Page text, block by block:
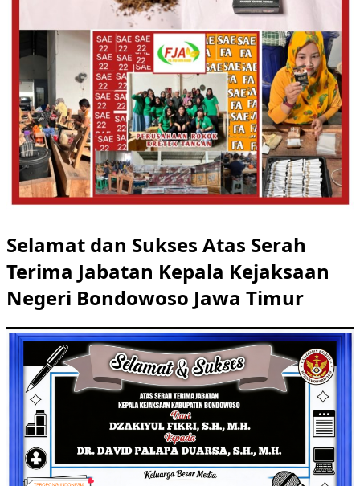
Selamat dan Sukses Atas Serah
Terima Jabatan Kepala Kejaksaan
Negeri Bondowoso Jawa Timur